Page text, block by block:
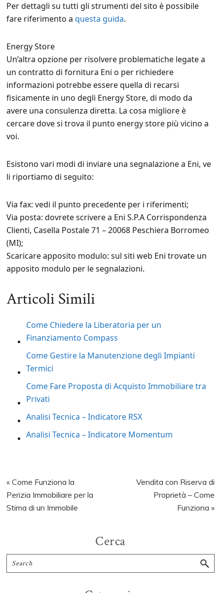
Per dettagli su tutti gli strumenti del sito è possibile
fare riferimento aquesta guida.
Energy Store
Un’altra opzione per risolvere problematiche legate a
un contratto di fornitura Eni o per richiedere
informazioni potrebbe essere quella di recarsi
fisicamente in uno degli Energy Store, di modo da
avere una consulenza diretta. La cosa migliore è
cercare dove si trova il punto energy store più vicino a
voi.
Esistono vari modi di inviare una segnalazione a Eni, ve
li riportiamo di seguito:
Via fax: vedi il punto precedente per i riferimenti;
Via posta: dovrete scrivere a Eni S.P.A Corrispondenza
Clienti, Casella Postale 71 – 20068 Peschiera Borromeo
(MI);
Scaricare apposito modulo: sul siti web Eni trovate un
apposito modulo per le segnalazioni.
Articoli Simili
Come Chiedere la Liberatoria per un
Finanziamento Compass
Come Gestire la Manutenzione degli Impianti
Termici
Come Fare Proposta di Acquisto Immobiliare tra
Privati
Analisi Tecnica – Indicatore RSX
Analisi Tecnica – Indicatore Momentum
Previous
Post:
« Come Funziona la
Perizia Immobiliare per la
Stima di un Immobile
Next
Vendita con Riserva di
Proprietà – Come
Funziona »
Sidebar
Cerca
Search